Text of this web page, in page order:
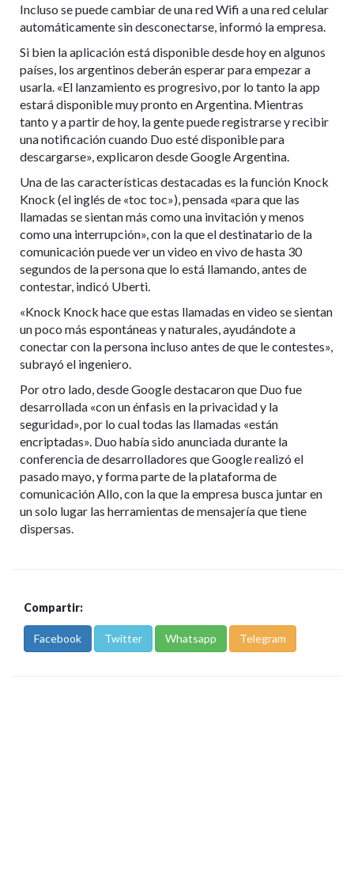
Incluso se puede cambiar de una red Wifi a una red celular
automáticamente sin desconectarse, informó la empresa.
Si bien la aplicación está disponible desde hoy en algunos
países, los argentinos deberán esperar para empezar a
usarla. «El lanzamiento es progresivo, por lo tanto la app
estará disponible muy pronto en Argentina. Mientras
tanto y a partir de hoy, la gente puede registrarse y recibir
una notificación cuando Duo esté disponible para
descargarse», explicaron desde Google Argentina.
Una de las características destacadas es la función Knock
Knock (el inglés de «toc toc»), pensada «para que las
llamadas se sientan más como una invitación y menos
como una interrupción», con la que el destinatario de la
comunicación puede ver un video en vivo de hasta 30
segundos de la persona que lo está llamando, antes de
contestar, indicó Uberti.
«Knock Knock hace que estas llamadas en video se sientan
un poco más espontáneas y naturales, ayudándote a
conectar con la persona incluso antes de que le contestes»,
subrayó el ingeniero.
Por otro lado, desde Google destacaron que Duo fue
desarrollada «con un énfasis en la privacidad y la
seguridad», por lo cual todas las llamadas «están
encriptadas». Duo había sido anunciada durante la
conferencia de desarrolladores que Google realizó el
pasado mayo, y forma parte de la plataforma de
comunicación Allo, con la que la empresa busca juntar en
un solo lugar las herramientas de mensajería que tiene
dispersas.
Compartir:
Facebook Twitter Whatsapp Telegram